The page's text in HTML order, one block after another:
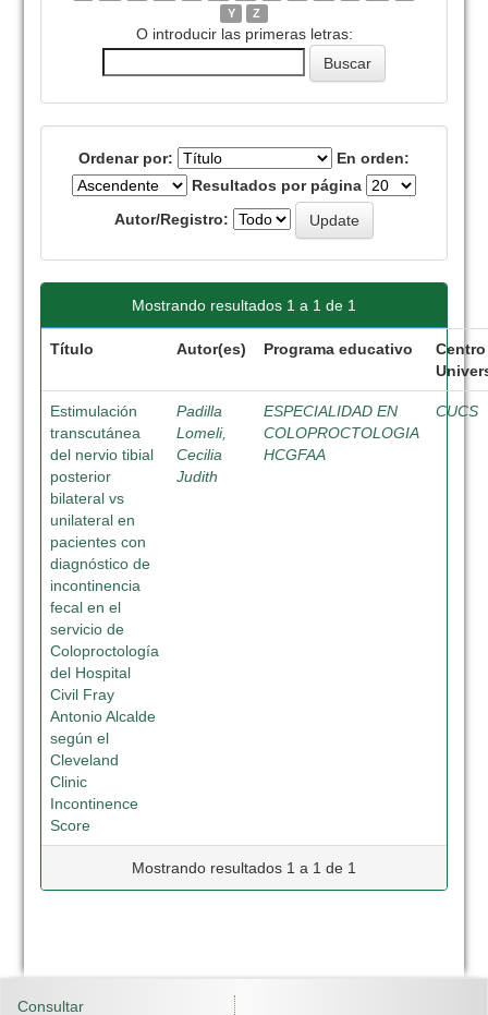
Y
Z
O introducir las primeras letras:
Ordenar por:
En orden:
Resultados por página
Autor/Registro:
Mostrando resultados 1 a 1 de 1
Título Autor(es) Programa educativo
Centro
Estimulación
transcutánea
del nervio tibial
posterior
bilateral vs
unilateral en
pacientes con
diagnóstico de
incontinencia
fecal en el
servicio de
Coloproctología
del Hospital
Civil Fray
Antonio Alcalde
según el
Cleveland
Clinic
Incontinence
Score
Padilla
Lomeli,
Cecilia
Judith
ESPECIALIDAD EN
COLOPROCTOLOGIA
HCGFAA
CUCS
Mostrando resultados 1 a 1 de 1
Consultar